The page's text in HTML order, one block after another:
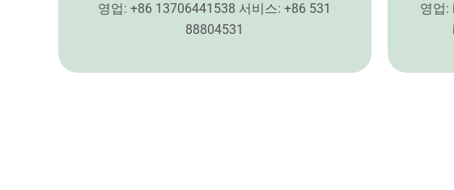
영업: +86 13706441538 서비스: +86 531
88804531
영업: